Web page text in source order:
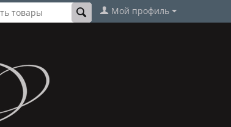
Мой профиль